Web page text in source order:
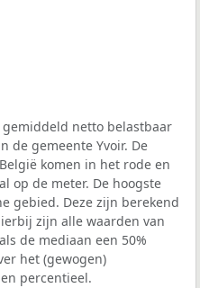
netto belastbaar
de gemeente Yvoir. De
komen in het rode en
op de meter. De hoogste
gebied. Deze zijn berekend
zijn alle waarden van
de mediaan een 50%
het (gewogen)
percentieel.